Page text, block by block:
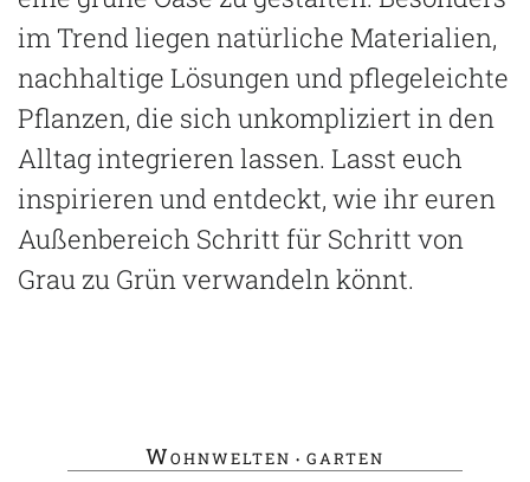
im Trend liegen natürliche Materialien,
nachhaltige Lösungen und pflegeleichte
Pflanzen, die sich unkompliziert in den
Alltag integrieren lassen. Lasst euch
inspirieren und entdeckt, wie ihr euren
Außenbereich Schritt für Schritt von
Grau zu Grün verwandeln könnt.
Wohnwelten • garten